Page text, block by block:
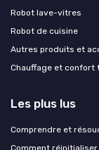
Robot lave-vitres
Robot de cuisine
Autres produits et
Chauffage et confort
Les plus lus
Comprendre et
Comment réinitialiser